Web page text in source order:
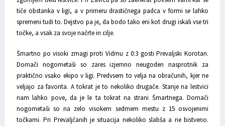
tiče obstanka v ligi, a v primeru drastičnega padca v formi se lahko
spremeni tudi to. Dejstvo pa je, da bodo tako eni kot drugi iskali vse tri
točke, a vsak za svoje načrte in cilje.
Šmartno po visoki zmagi proti Vidmu z 0:3 gosti Prevaljski Korotan.
Domači nogometaši so zares izjemno neugoden nasprotnik za
praktično vsako ekipo v ligi. Predvsem to velja na obračunih, kjer ne
veljajo za favorita. A tokrat je to nekoliko drugače. Stanje na lestvici
nam lahko pove, da je le ta tokrat na strani Šmartnega. Domači
nogometaši so na zelo visokem sedmem mestu z 15 osvojenimi
točkami. Pri Prevaljčanih je situacija nekoliko slabša a ne bistveno.